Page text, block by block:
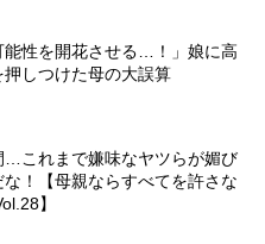
能性を開花させる…！」娘に高
しつけた母の大誤算
…これまで嫌味なヤツらが媚び
！【母親ならすべてを許さな
】